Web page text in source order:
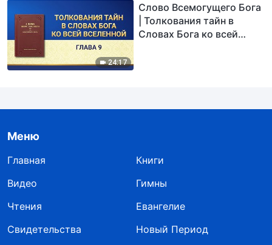
24:17
Слово Всемогущего Бога
| Толкования тайн в
Словах Бога ко всей
Меню
Главная
Книги
Видео
Гимны
Чтения
Евангелие
Свидетельства
Новый Период